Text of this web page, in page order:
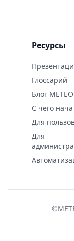
Ресурсы
Глоссарий
Блог
С чего
Для
Для
©